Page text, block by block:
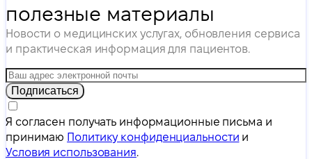
полезные материалы
Новости о медицинских услугах, обновления сервиса
и практическая информация для пациентов.
Подписаться
Я согласен получать информационные письма и
принимаю Политику конфиденциальности и
Условия использования.